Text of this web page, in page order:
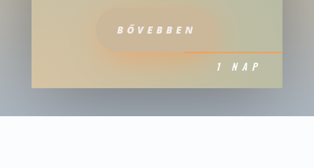
BŐVEBBEN
1 NAP